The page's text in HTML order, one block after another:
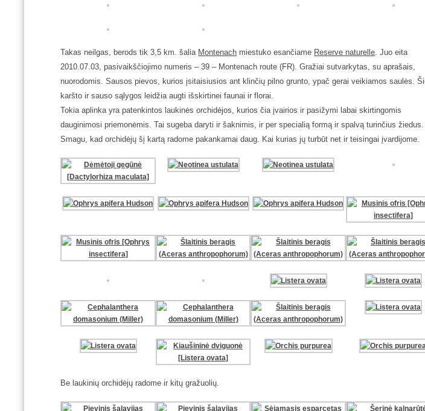
Takas neilgas, berods tik 3,5 km. šalia Montenach miestuko esančiame Reserve naturelle. Juo eita
2010.07.03, pasivaikščiojimo numeris –39 – Montenach route (FR). Gražiai sutvarkytas, su aprašais,
nuorodomis. Sausospievos, kurios įsitaisiusios ant klinčių pilno grunto, ypač gerai veikiamos saulės.
karšto ir sauso sąlygos leidžia augti išskirtinei faunai ir florai.
Tokia aplinka yra patenkintos laukinės orchidėjos, kurios čia įvairios ir pasižymi labai skirtingomis
dauginimosi priemonėmis. Tai sugeba daryti ir šaknimis, ir per specialią formą ir spalvą turinčius žiedus.
Smagu, kad orchidėjų šį kartą radome pakankamai daug. Kai kurias jų turbūt net ir teisingai įvardijome.
Be laukinių orchidėjų radome ir kitų gražuolių.